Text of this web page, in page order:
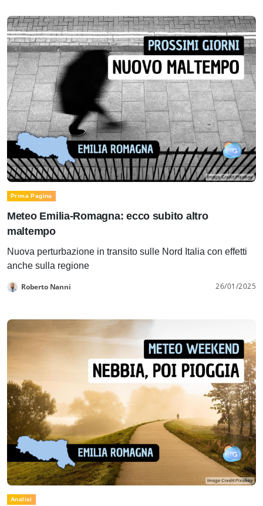
Prima Pagina
Meteo Emilia-Romagna: ecco subito altro
maltempo
Nuova perturbazione in transito sulle Nord Italia con effetti
anche sulla regione
Roberto Nanni 26/01/2025
Analisi